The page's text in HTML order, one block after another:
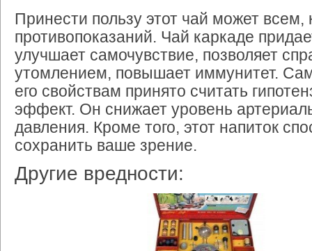
Принести пользу этот чай может всем,
противопоказаний. Чай каркаде
улучшает самочувствие, позволяет
утомлением, повышает иммунитет.
его свойствам принято считать
эффект. Он снижает уровень
давления. Кроме того, этот напиток
сохранить ваше зрение.
Другие вредности: